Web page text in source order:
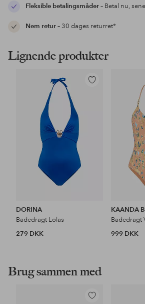
Fleksible betalingsmåder– Betal nu,
Nem retur– 30 dages returret*
Lignende produkter
Tilføj
DORINA
Badedragt Lolas
279 DKK
KAANDA
999 DKK
Brug sammen med
Tilføj